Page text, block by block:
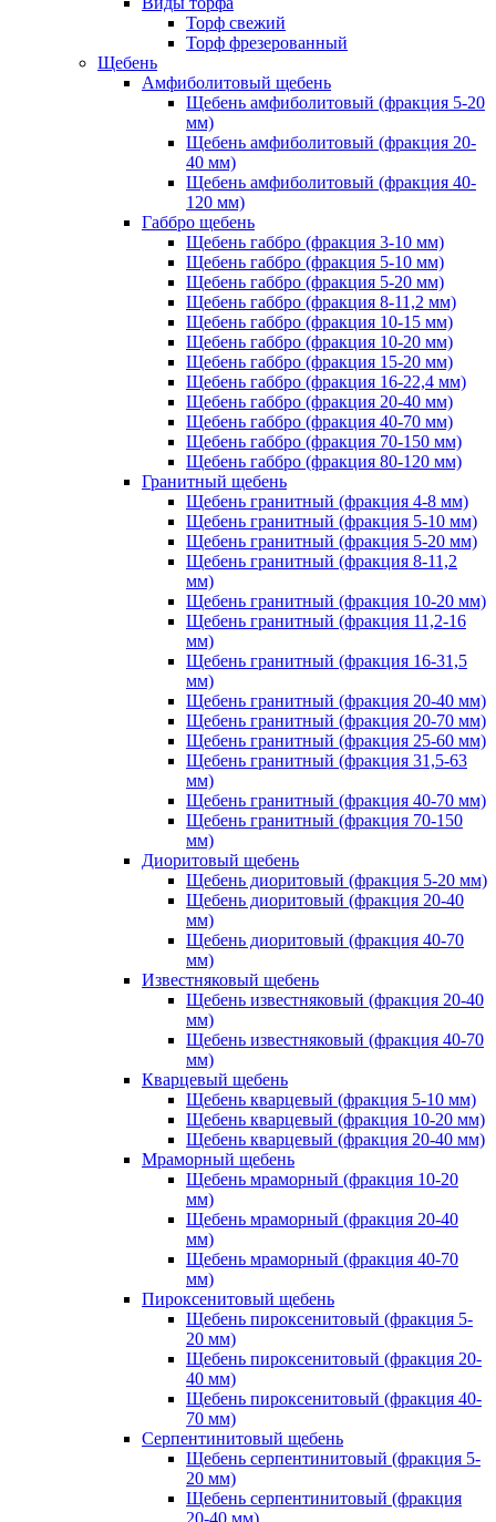
Торф свежий
Торф фрезерованный
Щебень
Амфиболитовый щебень
Щебень амфиболитовый (фракция 5-20
мм)
Щебень амфиболитовый (фракция 20-
40 мм)
Щебень амфиболитовый (фракция 40-
120 мм)
Габбро щебень
Щебень габбро (фракция 3-10 мм)
Щебень габбро (фракция 5-10 мм)
Щебень габбро (фракция 5-20 мм)
Щебень габбро (фракция 8-11,2 мм)
Щебень габбро (фракция 10-15 мм)
Щебень габбро (фракция 10-20 мм)
Щебень габбро (фракция 15-20 мм)
Щебень габбро (фракция 16-22,4 мм)
Щебень габбро (фракция 20-40 мм)
Щебень габбро (фракция 40-70 мм)
Щебень габбро (фракция 70-150 мм)
Щебень габбро (фракция 80-120 мм)
Гранитный щебень
Щебень гранитный (фракция 4-8 мм)
Щебень гранитный (фракция 5-10 мм)
Щебень гранитный (фракция 5-20 мм)
Щебень гранитный (фракция 8-11,2
мм)
Щебень гранитный (фракция 10-20 мм)
Щебень гранитный (фракция 11,2-16
мм)
Щебень гранитный (фракция 16-31,5
мм)
Щебень гранитный (фракция 20-40 мм)
Щебень гранитный (фракция 20-70 мм)
Щебень гранитный (фракция 25-60 мм)
Щебень гранитный (фракция 31,5-63
мм)
Щебень гранитный (фракция 40-70 мм)
Щебень гранитный (фракция 70-150
мм)
Диоритовый щебень
Щебень диоритовый (фракция 5-20 мм)
Щебень диоритовый (фракция 20-40
мм)
Щебень диоритовый (фракция 40-70
мм)
Известняковый щебень
Щебень известняковый (фракция 20-40
мм)
Щебень известняковый (фракция 40-70
мм)
Кварцевый щебень
Щебень кварцевый (фракция 5-10 мм)
Щебень кварцевый (фракция 10-20 мм)
Щебень кварцевый (фракция 20-40 мм)
Мраморный щебень
Щебень мраморный (фракция 10-20
мм)
Щебень мраморный (фракция 20-40
мм)
Щебень мраморный (фракция 40-70
мм)
Пироксенитовый щебень
Щебень пироксенитовый (фракция 5-
20 мм)
Щебень пироксенитовый (фракция 20-
40 мм)
Щебень пироксенитовый (фракция 40-
70 мм)
Серпентинитовый щебень
Щебень серпентинитовый (фракция 5-
20 мм)
Щебень серпентинитовый (фракция
20-40 мм)